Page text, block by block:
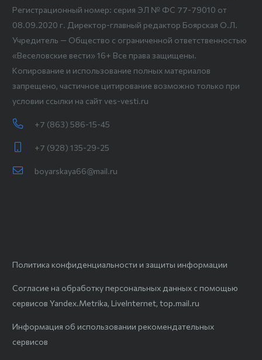
Регистрационный номер: серия ЭЛ № ФС 77-79010 от
08.09.2020 г. Директор-главный редактор Боярская О.Л.
Учредитель — Общество с ограниченной ответственностью
«Веселовские вести» 16+ Все права защищены.
Копирование и использование полных материалов
запрещено, частичное цитирование возможно только при
условии ссылки на сайт ves-vesti.ru
+7 (863) 586-15-45
+7 (928) 135-29-25
boyarskaya66@mail.ru
Политика конфиденциальности и защиты информации
Согласие на обработку персональных данных с помощью
сервисов Yandex.Metrika, LiveInternet, top.mail.ru
Информация об использовании рекомендательных
сервисов